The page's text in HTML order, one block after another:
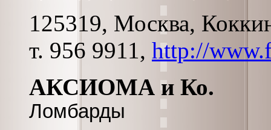
125319, Москва,
т. 956 9911, http://
АКСИОМА и Ко.
Ломбарды